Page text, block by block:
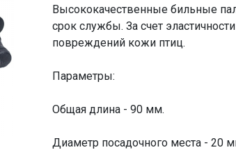
Высококачественные бильные
срок службы. За счет
повреждений кожи птиц.
Параметры:
Общая длина - 90 мм.
Диаметр посадочного места - 20